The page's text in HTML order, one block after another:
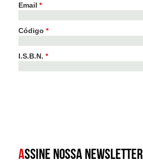
Email *
Código *
I.S.B.N. *
ASSINE NOSSA NEWSLETTER